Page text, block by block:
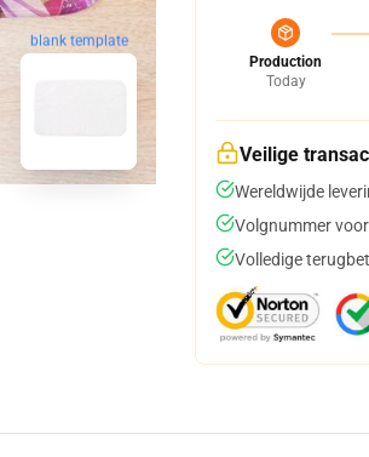
blank template
Production
Today
Veilige
Wereldwijde
Volgnummer
Volledige